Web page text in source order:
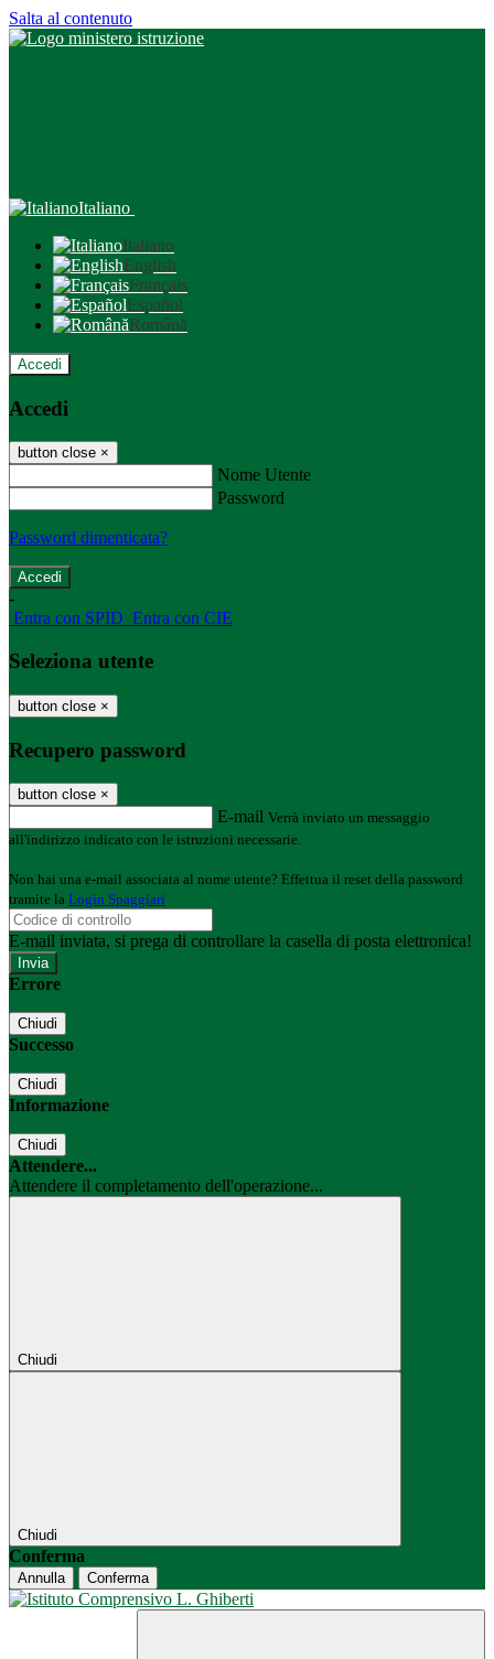
Salta al contenuto
Italiano
Italiano
English
Français
Español
Română
Accedi
Accedi
button close ×
Nome Utente
Password
Password dimenticata?
-
Entra con SPID Entra con CIE
Seleziona utente
button close ×
Recupero password
button close ×
E-mail Verrà inviato un messaggio
all'indirizzo indicato con le istruzioni necessarie.
Non hai una e-mail associata al nome utente? Effettua il reset della password
tramite la Login Spaggiari
E-mail inviata, si prega di controllare la casella di posta elettronica!
Errore
Chiudi
Successo
Chiudi
Informazione
Chiudi
Attendere...
Attendere il completamento dell'operazione...
Chiudi
Chiudi
Conferma
Annulla Conferma